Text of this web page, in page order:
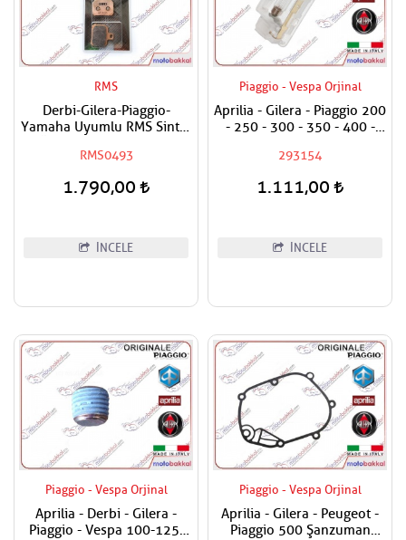
RMS
Derbi-Gilera-Piaggio-
Yamaha Uyumlu RMS Sinter
RMS0493
1.790,00
İNCELE
Piaggio - Vespa Orjinal
Aprilia - Gilera - Piaggio 200
- 250 - 300 - 350 - 400 -
293154
1.111,00
İNCELE
Piaggio - Vespa Orjinal
Aprilia - Derbi - Gilera -
Piaggio - Vespa 100-125-
Piaggio - Vespa Orjinal
Aprilia - Gilera - Peugeot -
Piaggio 500 Şanzuman